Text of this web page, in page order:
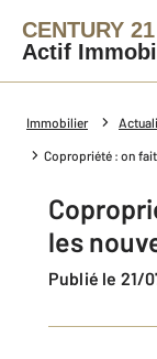
CENTURY 21
Actif
Immobilier
Copropriété : on
les
Publié le 21/